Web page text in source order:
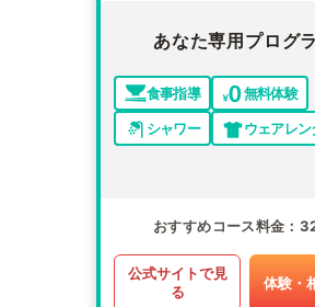
あなた専用プログ
食事指導
無料体験
シャワー
ウェアレン
おすすめコース料金
公式サイトで見
る
体験・